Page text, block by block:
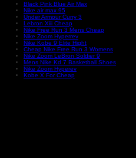
Black Pink Blue Air Max
Nike air max 95
Under Armour Curry 3
Lebron Xiii Cheap
Nike Free Run 3 Mens Cheap
Nike Zoom Hyperrev
Nike Kobe 9 Elite Hight
Cheap Nike Free Run 3 Womens
Nike Zoom LeBron Soldier 9
Mens Nike Kd 7 Basketball Shoes
Nike Zoom Hyperev
Kobe X For Cheap